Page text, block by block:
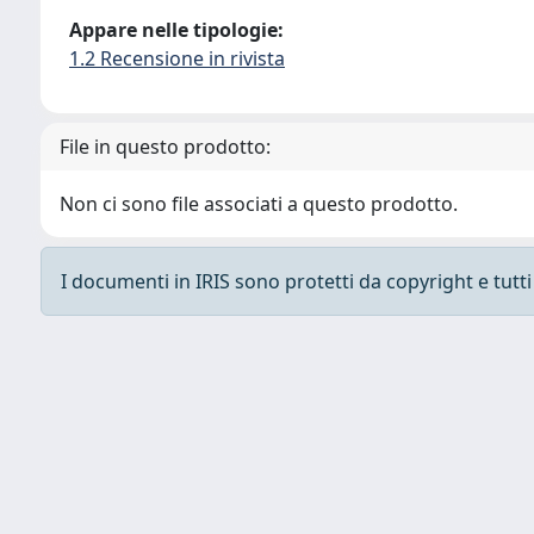
Appare nelle tipologie:
1.2 Recensione in rivista
File in questo prodotto:
Non ci sono file associati a questo prodotto.
I documenti in IRIS sono protetti da copyright e